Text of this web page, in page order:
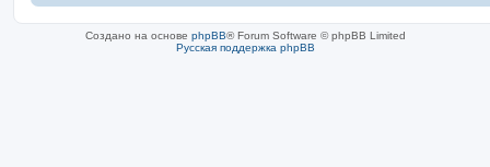
Создано на основе phpBB® Forum Software © phpBB Limited
Русская поддержка phpBB